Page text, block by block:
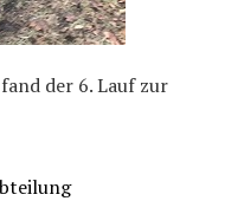
der 6. Lauf zur